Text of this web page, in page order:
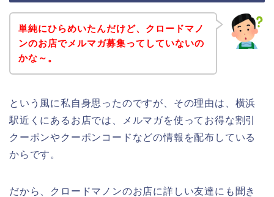
単純にひらめいたんだけど、クロードマノ
ンのお店でメルマガ募集ってしていないの
かな～。
という風に私自身思ったのですが、その理由は、横浜
駅近くにあるお店では、メルマガを使ってお得な割引
クーポンやクーポンコードなどの情報を配布している
からです。
だから、クロードマノンのお店に詳しい友達にも聞き